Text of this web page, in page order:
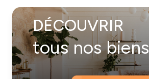
DÉCOUVRIR
tous nos biens